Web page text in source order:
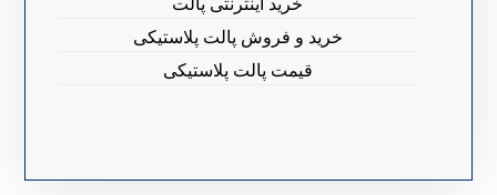
خرید اینترنتی پالت
خرید و فروش پالت پلاستیکی
قیمت پالت پلاستیکی